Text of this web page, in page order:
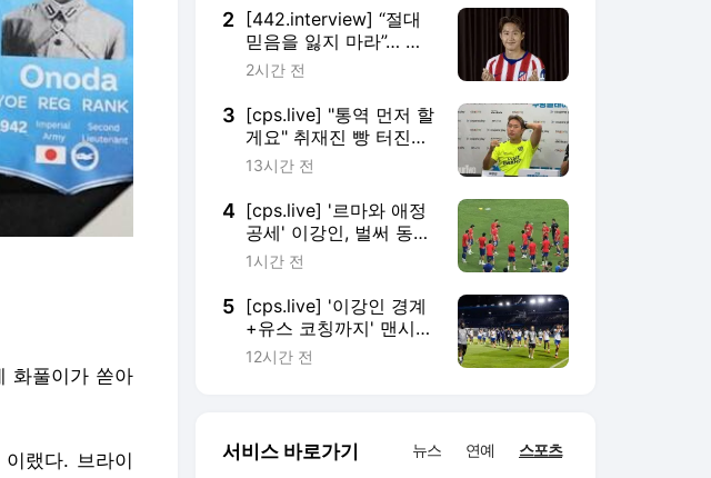
화풀이가 쏟아
랬다. 브라이
진 예고
2
[442.interview] “절대
믿음을 잃지 마라”… 오
블락이 이강인에게 전하
(2편)
2시간 전
3 [cps.live] "통역 먼저 할
게요" 취재진 빵 터진
'언어천재' 이강인 귀여
도 '미소'
13시간 전
4 [cps.live] '르마와 애정
공세' 이강인, 벌써 동료
들 케미 폭발...'컴 온 시
원전도 후끈
1시간 전
5 [cps.live] '이강인 경계
+유스 코칭까지' 맨시
티, 선선한 서울 밤바람
12시간 전
서비스 바로가기 뉴스 연예 스포츠